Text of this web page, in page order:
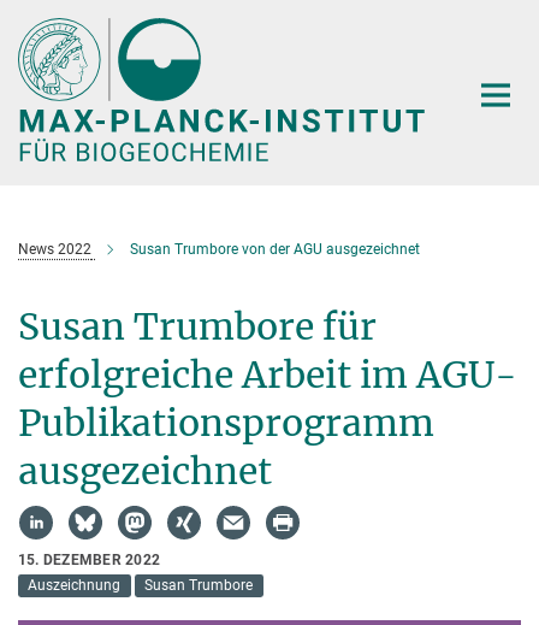
Hauptinhalt
News 2022 Susan Trumbore von der AGU ausgezeichnet
Susan Trumbore für
erfolgreiche Arbeit im AGU-
Publikationsprogramm
ausgezeichnet
15. DEZEMBER 2022
Auszeichnung
Susan Trumbore